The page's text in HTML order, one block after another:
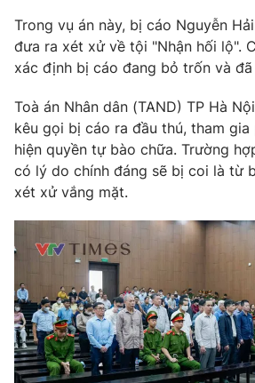
THỜI BÁO VTV
Theo dõi báo trên
Cơ quan chủ quản:
Đài Truyền hình Việt
Giấy phép hoạt động báo in và báo điện
cấp ngày 29/12/2023
Tổng Biên tập:Vũ Thanh Thủy
Phó Tổng Biên tập:Nguyễn Thị Mỹ Hạnh,
Nguyễn Trọng Ninh
Tổng đài VTV:024.38 355 931 - 024.38
Ðiện thoại Thời báo VTV:024.66 897 897
Trong vụ án này, bị cáo Nguyễn
đưa ra xét xử về tội "Nhận hối lộ".
xác định bị cáo đang bỏ trốn và
Toà án Nhân dân (TAND) TP Hà
kêu gọi bị cáo ra đầu thú, tham
hiện quyền tự bào chữa. Trường
có lý do chính đáng sẽ bị coi là từ
xét xử vắng mặt.